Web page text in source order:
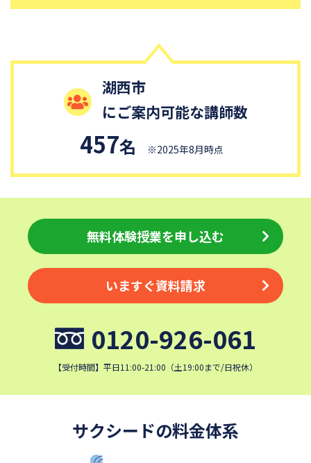
中央大学附属中学校
桐蔭学園中等教育学校
昌平中学校
成城中学校
細田学園中学校
帝京大学中学校
国府台女子学院中学部
平塚中等教育学校
埼玉栄中学校
城北埼玉中学校
日本大学中学校
麗澤中学校
同志社香里中学校
星野学園中学校
かえつ有明中学校
浦和ルーテル学院中学校
東京女学館中学校
帝塚山学院中学校
成蹊中学校
浜中学校
カリタス女子中学校
日本大学豊山中学校
湖西市
にご案内可能な講師数
457名 ※2025年8月時点
無料体験授業を申し込む
いますぐ資料請求
0120-926-061
【受付時間】平日11:00-21:00（土19:00まで/日祝休）
サクシードの料金体系